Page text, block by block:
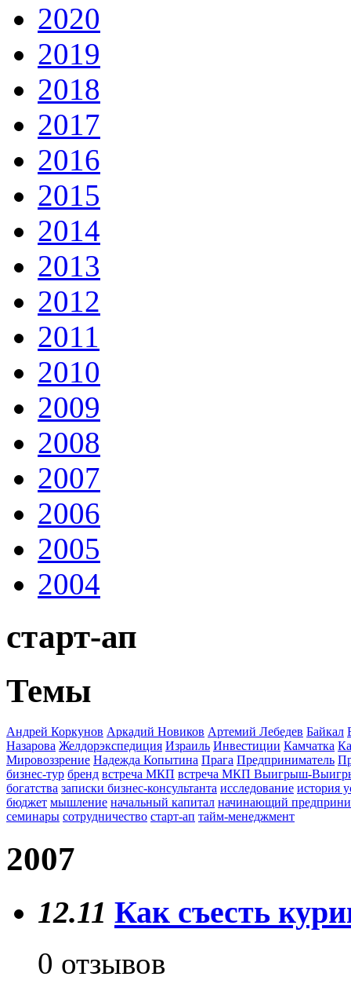
2020
2019
2018
2017
2016
2015
2014
2013
2012
2011
2010
2009
2008
2007
2006
2005
2004
старт-ап
Темы
Андрей Коркунов Аркадий Новиков Артемий Лебедев Байкал
Назарова Желдорэкспедиция Израиль Инвестиции Камчатка
Мировоззрение Надежда Копытина Прага Предприниматель
бизнес-тур бренд встреча МКП встреча МКП Выигрыш-
богатства записки бизнес-консультанта исследование история
бюджет мышление начальный капитал начинающий
семинары сотрудничество старт-ап тайм-менеджмент
2007
12.11 Как съесть
0 отзывов